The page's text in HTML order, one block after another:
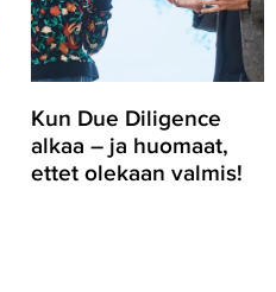
huomaat,
ettet
olekaan
valmis!
Kun Due Diligence
alkaa – ja huomaat,
ettet olekaan valmis!